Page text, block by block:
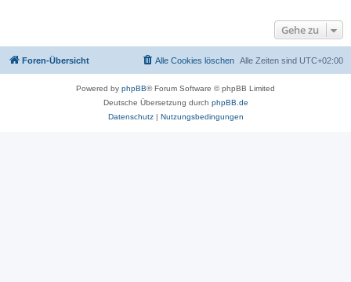
Gehe zu
Foren-Übersicht Alle Zeiten sind UTC+02:00
Alle Cookies löschen
Powered by phpBB® Forum Software © phpBB Limited
Deutsche Übersetzung durch phpBB.de
Datenschutz| Nutzungsbedingungen